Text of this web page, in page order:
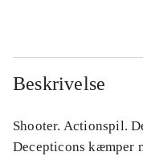
Beskrivelse
Shooter. Actionspil.
Decepticons kæmper